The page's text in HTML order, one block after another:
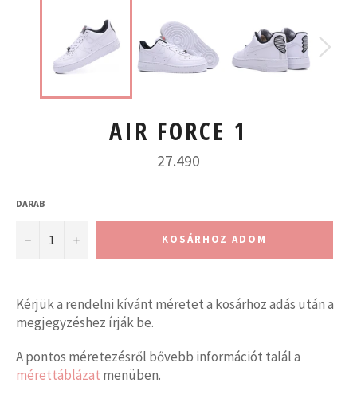
AIR FORCE 1
Normál
ár
27.490
DARAB
− + KOSÁRHOZ ADOM
Kérjük a rendelni kívánt méretet a kosárhoz adás után a
megjegyzéshez írják be.
A pontos méretezésről bővebb információt talál a
mérettáblázat menüben.